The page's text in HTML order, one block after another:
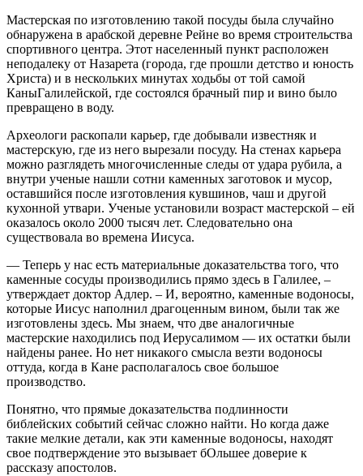
Мастерская по изготовлению такой посуды была случайно
обнаружена в арабской деревне Рейне во время строительства
спортивного центра. Этот населенный пункт расположен
неподалеку от Назарета (города, где прошли детство и юность
Христа) и в нескольких минутах ходьбы от той самой
КаныГалилейской, где состоялся брачный пир и вино было
превращено в воду.
Археологи раскопали карьер, где добывали известняк и
мастерскую, где из него вырезали посуду. На стенах карьера
можно разглядеть многочисленные следы от удара рубила, а
внутри ученые нашли сотни каменных заготовок и мусор,
оставшийся после изготовления кувшинов, чаш и другой
кухонной утвари. Ученые установили возраст мастерской – ей
оказалось около 2000 тысяч лет. Следовательно она
существовала во времена Иисуса.
— Теперь у нас есть материальные доказательства того, что
каменные сосуды производились прямо здесь в Галилее, –
утверждает доктор Адлер. – И, вероятно, каменные водоносы,
которые Иисус наполнил драгоценным вином, были так же
изготовлены здесь. Мы знаем, что две аналогичные
мастерские находились под Иерусалимом — их остатки были
найдены ранее. Но нет никакого смысла везти водоносы
оттуда, когда в Кане располагалось свое большое
производство.
Понятно, что прямые доказательства подлинности
библейских событий сейчас сложно найти. Но когда даже
такие мелкие детали, как эти каменные водоносы, находят
свое подтверждение это вызывает бОльшее доверие к
рассказу апостолов.